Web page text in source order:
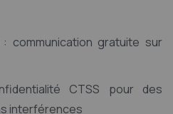
: communication gratuite sur
CTSS pour des
interférences